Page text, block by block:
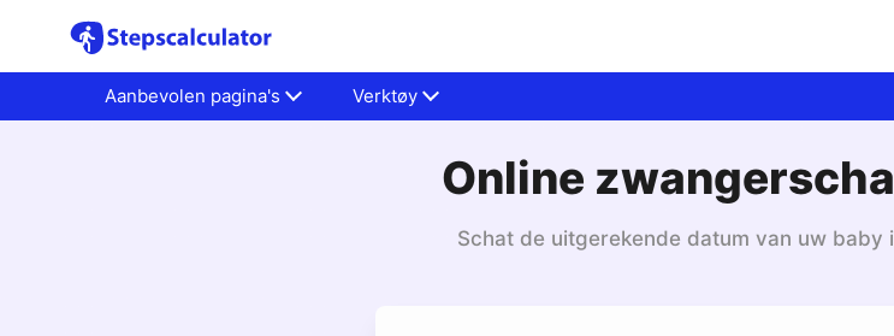
Aanbevolen pagina's Verktøy
Online
Schat de uitgerekende datum van uw baby